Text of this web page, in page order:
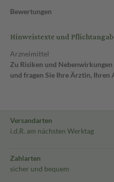
Bewertungen
Hinweistexte und
Arzneimittel
Zu Risiken und Nebenwirkungen
und fragen Sie Ihre Ärztin,
Versandarten
i.d.R. am nächsten Werktag
Zahlarten
sicher und bequem